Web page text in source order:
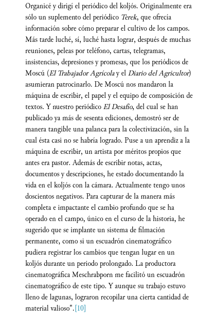
Organicé y dirigí el periódico del koljós. Originalmente era
sólo un suplemento del periódico Terek, que ofrecía
información sobre cómo preparar el cultivo de los campos.
Más tarde luché, sí, luché hasta lograr, después de muchas
reuniones, peleas por teléfono, cartas, telegramas,
insistencias, depresiones y promesas, que los periódicos de
Moscú (El Trabajador Agrícolay elDiario del Agricultor)
asumieran patrocinarlo. De Moscú nos mandaron la
máquina de escribir, el papel y el equipo de composición de
textos. Y nuestro periódicoEl Desafío, del cual se han
publicado ya más de sesenta ediciones, demostró ser de
manera tangible una palanca para la colectivización, sin la
cual ésta casi no se habría logrado. Puse a un aprendiz a la
máquina de escribir, un artista por méritos propios que
antes era pastor. Además de escribir notas, actas,
documentos y descripciones, he estado documentando la
vida en el koljós con la cámara. Actualmente tengo unos
doscientos negativos. Para capturar de la manera más
completa e impactante el cambio profundo que se ha
operado en el campo, único en el curso de la historia, he
sugerido que se implante un sistema de filmación
permanente, como si un escuadrón cinematográfico
pudiera registrar los cambios que tengan lugar en un
koljós durante un periodo prolongado. La productora
cinematográfica Meschrabporn me facilitó un escuadrón
cinematográfico de este tipo. Y aunque su trabajo estuvo
lleno de lagunas, lograron recopilar una cierta cantidad de
material valioso".[10]